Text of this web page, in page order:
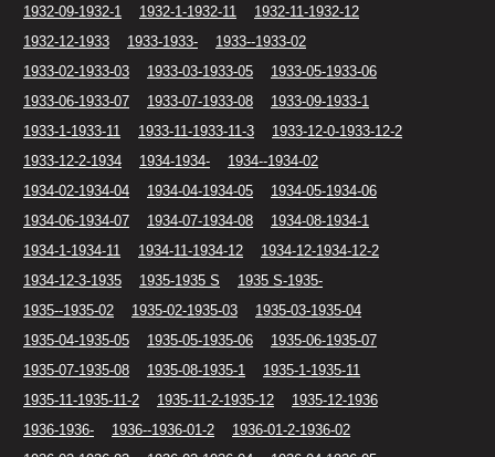
1932-09-1932-1
1932-1-1932-11
1932-11-1932-12
1932-12-1933
1933-1933-
1933--1933-02
1933-02-1933-03
1933-03-1933-05
1933-05-1933-06
1933-06-1933-07
1933-07-1933-08
1933-09-1933-1
1933-1-1933-11
1933-11-1933-11-3
1933-12-0-1933-12-2
1933-12-2-1934
1934-1934-
1934--1934-02
1934-02-1934-04
1934-04-1934-05
1934-05-1934-06
1934-06-1934-07
1934-07-1934-08
1934-08-1934-1
1934-1-1934-11
1934-11-1934-12
1934-12-1934-12-2
1934-12-3-1935
1935-1935 S
1935 S-1935-
1935--1935-02
1935-02-1935-03
1935-03-1935-04
1935-04-1935-05
1935-05-1935-06
1935-06-1935-07
1935-07-1935-08
1935-08-1935-1
1935-1-1935-11
1935-11-1935-11-2
1935-11-2-1935-12
1935-12-1936
1936-1936-
1936--1936-01-2
1936-01-2-1936-02